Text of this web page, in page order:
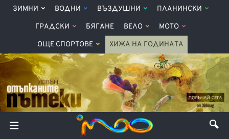
ЗИМНИ ВОДНИ ВЪЗДУШНИ ПЛАНИНСКИ
ГРАДСКИ БЯГАНЕ ВЕЛО МОТО
ОЩЕ СПОРТОВЕ ХИЖА НА ГОДИНАТА